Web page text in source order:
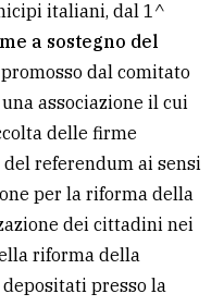
italiani, dal 1^
a sostegno del
promosso dal comitato
associazione il cui
delle firme
referendum ai sensi
per la riforma della
dei cittadini nei
riforma della
presso la